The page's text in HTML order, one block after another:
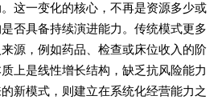
这一变化的核心，不再是资源多少或
否具备持续演进能力。传统模式更多
源，例如药品、检查或床位收入的阶
上是线性增长结构，缺乏抗风险能力
新模式，则建立在系统化经营能力之